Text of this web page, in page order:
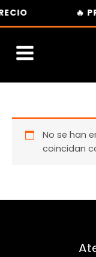
🔥
No se han
coincidan